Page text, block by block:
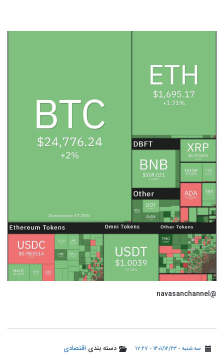
@navasanchannel
سه شنبه - ۱۴۰۱/۱۲/۲۳ - ۱۷:۲۷ دسته بندی اقتصادی